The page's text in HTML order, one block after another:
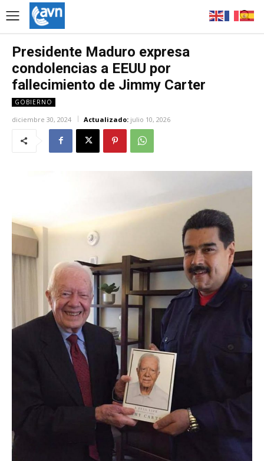
Presidente Maduro expresa
condolencias a EEUU por
fallecimiento de Jimmy Carter
GOBIERNO
diciembre 30, 2024 Actualizado: julio 10, 2026